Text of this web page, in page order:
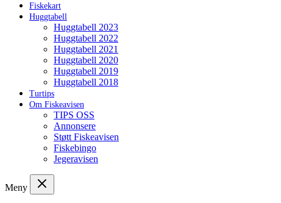
Fiskekart
Huggtabell
Huggtabell 2023
Huggtabell 2022
Huggtabell 2021
Huggtabell 2020
Huggtabell 2019
Huggtabell 2018
Turtips
Om Fiskeavisen
TIPS OSS
Annonsere
Støtt Fiskeavisen
Fiskebingo
Jegeravisen
Meny